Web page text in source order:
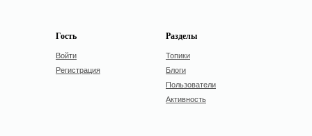
Гость
Войти
Регистрация
Разделы
Топики
Блоги
Пользователи
Активность